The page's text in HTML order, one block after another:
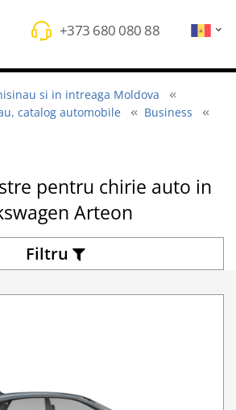
+373 680 080 88
si in intreaga Moldova
catalog automobile
Business
pentru chirie auto in
Arteon
Filtru